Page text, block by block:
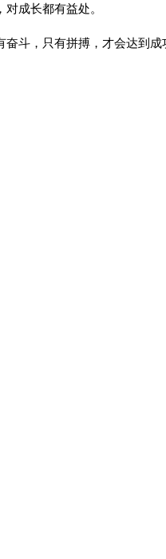
成长都有益处。
斗，只有拼搏，才会达到成